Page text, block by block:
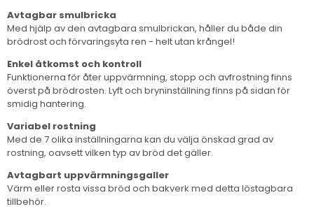
Avtagbar smulbricka
Med hjälp av den avtagbara smulbrickan, håller du både din
brödrost och förvaringsyta ren - helt utan krångel!
Enkel åtkomst och kontroll
Funktionerna för åter uppvärmning, stopp och avfrostning finns
överst på brödrosten. Lyft och bryninställning finns på sidan för
smidig hantering.
Variabel rostning
Med de 7 olika inställningarna kan du välja önskad grad av
rostning, oavsett vilken typ av bröd det gäller.
Avtagbart uppvärmningsgaller
Värm eller rosta vissa bröd och bakverk med detta löstagbara
tillbehör.